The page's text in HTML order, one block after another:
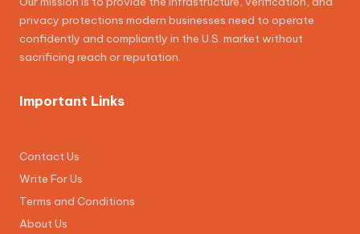
privacy protections modern businesses need to operate
confidently and compliantly in the U.S. market without
sacrificing reach or reputation.
Important Links
Contact Us
Write For Us
Terms and Conditions
About Us